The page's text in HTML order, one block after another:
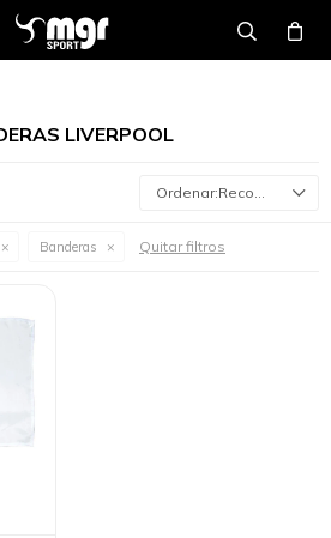
LIVERPOOL
Recomendados
Banderas Quitar filtros